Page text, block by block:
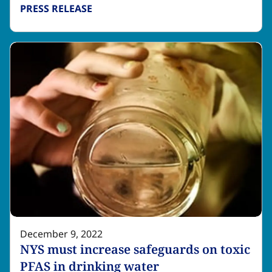
PRESS RELEASE​​​​‌ ‍ ​‍​‍‌‍ ‌ ​‍‌‍‍‌‌‍‌ ‌‍‍‌‌‍ ‍​‍​‍​ ‍‍​‍​‍‌ ​ ‌‍​‌‌‍ ‍‌‍‍‌‌ ‌​‌ ‍‌​‍ ‍‌‍‍‌‌‍ ​‍​‍​‍ ​​‍​‍‌‍‍​‌ ​‍‌‍‌‌‌‍‌‍​‍​‍​ ‍‍​‍​‍‌‍‍​‌ ‌​‌ ‌​‌ ​​‌ ​ ​ ‍‍​‍ ​‍ ‌‍​ ‌‍ ‌‌ ​ ​‍ ‍‌‍ ‌‌‍​‌‌‍‍‌‌‍ ‍​‍ ‍​ ​‍​ ​​​ ​‍​ ‌​‌ ​‍‌‍‌‌‌‍‌​‌‍‌‌‌ ​ ‌‍‍‌‌‍‌ ‌‍ ‍​‍ ‍‌ ​‍‌‍‍‌‌ ‌‍‌‍‌‌‌ ​‍‌‍‍ ‌‍‌‌‌‍‌‌‌ ​​‌‍‌‌‌ ​‍​‍ ‍‌‍ ‌ ​‍‌‍‌ ​‍ ‌‍‍‌‌‍ ‍‌ ‌​‌‍‌‌‌‍ ‍‌ ‌​​‍ ‌‍‌‌‌‍‌​‌‍‍‌‌ ‌​​‍ ‌‍ ‌‌‍ ‌‍‌​‌‍‌‌​ ‌‌ ​​‌ ​‍‌‍‌‌‌ ​ ‌‍‌‌‌‍ ‍‌ ‌​‌‍​‌‌ ‌​‌‍‍‌‌‍ ‌‍ ‍​ ‍ ‌‍‍‌‌‍‌​​ ‌​ ‍‌​ ​‍​ ‌‌‌‍​‌​ ‌‌‌‍​ ​ ‌​‌‍​‌​‍ ‌‌‍‌​‌‍​‌‌‍‌‌‌‍​‍​‍ ‌​ ‌​​ ‍‌‌‍‌‍‌‍​ ​‍ ‌‌‍​‌​ ​‌‌‍​‍‌‍‌‍​‍ ‌​ ​‌​ ​‌​ ​ ​ ​​‌‍​‌​ ‌‌‌‍​‍‌‍‌​‌‍‌‌‌‍‌‌‌‍‌‍​ ​‍​ ‍ ‌ ‌​‌ ‍‌‌ ​​‌‍‌‌​ ‌‌‍​ ‌‍​‌‌ ‌​‌‍‌‌‌‍‌ ‌‍ ‌ ​‍‌ ‍‌​ ‍ ‌ ​​‌‍​‌‌ ‌​‌‍‍​​ ‌‌‍ ‍‌‍​‌‌‍ ‌‌‍‌‌​ ‌‍​‍‌‍​‌‌ ​ ‌‍‌‌‌‌‌‌‌ ​‍‌‍ ​​ ‌‌‍‍​‌ ‌​‌ ‌​‌ ​​‌ ​ ​‍‌‌​ ​ ‌​​‌​‍‌‌​ ​‍‌​‌‍​‍‌‌​ ​‍‌​‌‍‌‍​ ‌‍ ‌‌ ​ ​‍ ‍‌‍ ‌‌‍​‌‌‍‍‌‌‍ ‍​‍ ‍​ ​‍​ ​​​ ​‍​ ‌​‌ ​‍‌‍‌‌‌‍‌​‌‍‌‌‌ ​ ‌‍‍‌‌‍‌ ‌‍ ‍​‍ ‍‌ ​‍‌‍‍‌‌ ‌‍‌‍‌‌‌ ​‍‌‍‍ ‌‍‌‌‌‍‌‌‌ ​​‌‍‌‌‌ ​‍​‍ ‍‌‍ ‌ ​‍‌‍‌ ​‍‌‍‌‍‍‌‌‍‌​​ ‌​ ‍‌​ ​‍​ ‌‌‌‍​‌​ ‌‌‌‍​ ​ ‌​‌‍​‌​‍ ‌‌‍‌​‌‍​‌‌‍‌‌‌‍​‍​‍ ‌​ ‌​​ ‍‌‌‍‌‍‌‍​ ​‍ ‌‌‍​‌​ ​‌‌‍​‍‌‍‌‍​‍ ‌​ ​‌​ ​‌​ ​ ​ ​​‌‍​‌​ ‌‌‌‍​‍‌‍‌​‌‍‌‌‌‍‌‌‌‍‌‍​ ​‍​‍‌‍‌ ‌​‌ ‍‌‌ ​​‌‍‌‌​ ‌‌‍​ ‌‍​‌‌ ‌​‌‍‌‌‌‍‌ ‌‍ ‌ ​‍‌ ‍‌​‍‌‍‌ ​​‌‍​‌‌ ‌​‌‍‍​​ ‌‌‍ ‍‌‍​‌‌‍ ‌‌‍‌‌​‍‌‍‌ ​​‌‍‌‌‌ ​‍‌ ​ ‌ ​​‌‍‌‌‌‍​ ‌ ‌​‌‍‍‌‌ ‌‍‌‍‌‌​ ‌‌ ​​‌ ‌‌‌‍​‍‌‍ ​‌‍‍‌‌ ​ ‌‍‍​‌‍‌‌‌‍‌​​‍​‍‌ ‌
December 9, 2022
NYS must increase safeguards on toxic
PFAS in drinking water​​​​‌ ‍ ​‍​‍‌‍ ‌ ​‍‌‍‍‌‌‍‌ ‌‍‍‌‌‍ ‍​‍​‍​ ‍‍​‍​‍‌ ​ ‌‍​‌‌‍ ‍‌‍‍‌‌ ‌​‌ ‍‌​‍ ‍‌‍‍‌‌‍ ​‍​‍​‍ ​​‍​‍‌‍‍​‌ ​‍‌‍‌‌‌‍‌‍​‍​‍​ ‍‍​‍​‍‌‍‍​‌ ‌​‌ ‌​‌ ​​‌ ​ ​ ‍‍​‍ ​‍ ‌‍​ ‌‍ ‌‌ ​ ​‍ ‍‌‍ ‌‌‍​‌‌‍‍‌‌‍ ‍​‍ ‍​ ​‍​ ​​​ ​‍​ ‌​‌ ​‍‌‍‌‌‌‍‌​‌‍‌‌‌ ​ ‌‍‍‌‌‍‌ ‌‍ ‍​‍ ‍‌ ​‍‌‍‍‌‌ ‌‍‌‍‌‌‌ ​‍‌‍‍ ‌‍‌‌‌‍‌‌‌ ​​‌‍‌‌‌ ​‍​‍ ‍‌‍ ‌ ​‍‌‍‌ ​‍ ‌‍‍‌‌‍ ‍‌ ‌​‌‍‌‌‌‍ ‍‌ ‌​​‍ ‌‍‌‌‌‍‌​‌‍‍‌‌ ‌​​‍ ‌‍ ‌‌‍ ‌‍‌​‌‍‌‌​ ‌‌ ​​‌ ​‍‌‍‌‌‌ ​ ‌‍‌‌‌‍ ‍‌ ‌​‌‍​‌‌ ‌​‌‍‍‌‌‍ ‌‍ ‍​ ‍ ‌‍‍‌‌‍‌​​ ‌​ ‍‌​ ​‍​ ‌‌​ ​ ‌‍​‌​ ​​​ ​ ​ ​‍​‍ ‌‌‍​ ​ ‌​​ ‌​‌‍​ ​‍ ‌​ ‌​​ ​ ‌‍‌‌​ ​​​‍ ‌‌‍​‍​ ​‌​ ​‍​ ‌‌​‍ ‌​ ​​‌‍​ ‌‍‌‍​ ‌​​ ‌​​ ‌‌‌‍​‍​ ‌‍‌‍‌​​ ‌‌‌‍‌​​ ‌‍​ ‍ ‌ ‌​‌ ‍‌‌ ​​‌‍‌‌​ ‌‌‍​‌‌ ​‍‌ ‌​‌‍‍‌‌‍​ ‌‍ ​‌‍‌‌​ ‍ ‌ ​​‌‍​‌‌ ‌​‌‍‍​​ ‌‌ ‌​‌‍‍‌‌ ‌​‌‍ ​‌‍‌‌​ ‌‍​‍‌‍​‌‌ ​ ‌‍‌‌‌‌‌‌‌ ​‍‌‍ ​​ ‌‌‍‍​‌ ‌​‌ ‌​‌ ​​‌ ​ ​‍‌‌​ ​ ‌​​‌​‍‌‌​ ​‍‌​‌‍​‍‌‌​ ​‍‌​‌‍‌‍​ ‌‍ ‌‌ ​ ​‍ ‍‌‍ ‌‌‍​‌‌‍‍‌‌‍ ‍​‍ ‍​ ​‍​ ​​​ ​‍​ ‌​‌ ​‍‌‍‌‌‌‍‌​‌‍‌‌‌ ​ ‌‍‍‌‌‍‌ ‌‍ ‍​‍ ‍‌ ​‍‌‍‍‌‌ ‌‍‌‍‌‌‌ ​‍‌‍‍ ‌‍‌‌‌‍‌‌‌ ​​‌‍‌‌‌ ​‍​‍ ‍‌‍ ‌ ​‍‌‍‌ ​‍‌‍‌‍‍‌‌‍‌​​ ‌​ ‍‌​ ​‍​ ‌‌​ ​ ‌‍​‌​ ​​​ ​ ​ ​‍​‍ ‌‌‍​ ​ ‌​​ ‌​‌‍​ ​‍ ‌​ ‌​​ ​ ‌‍‌‌​ ​​​‍ ‌‌‍​‍​ ​‌​ ​‍​ ‌‌​‍ ‌​ ​​‌‍​ ‌‍‌‍​ ‌​​ ‌​​ ‌‌‌‍​‍​ ‌‍‌‍‌​​ ‌‌‌‍‌​​ ‌‍​‍‌‍‌ ‌​‌ ‍‌‌ ​​‌‍‌‌​ ‌‌‍​‌‌ ​‍‌ ‌​‌‍‍‌‌‍​ ‌‍ ​‌‍‌‌​‍‌‍‌ ​​‌‍​‌‌ ‌​‌‍‍​​ ‌‌ ‌​‌‍‍‌‌ ‌​‌‍ ​‌‍‌‌​‍‌‍‌ ​​‌‍‌‌‌ ​‍‌ ​ ‌ ​​‌‍‌‌‌‍​ ‌ ‌​‌‍‍‌‌ ‌‍‌‍‌‌​ ‌‌ ​​‌ ‌‌‌‍​‍‌‍ ​‌‍‍‌‌ ​ ‌‍‍​‌‍‌‌‌‍‌​​‍​‍‌ ‌